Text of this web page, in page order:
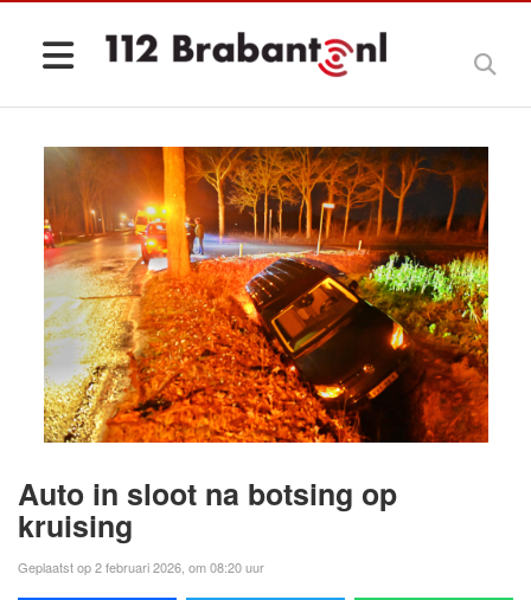
Auto in sloot na botsing op
kruising
Geplaatst op 2 februari 2026, om 08:20 uur